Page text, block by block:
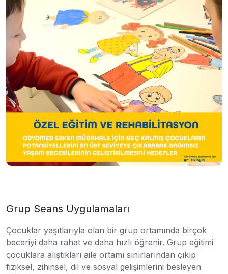
Grup Seans Uygulamaları
Çocuklar yaşıtlarıyla olan bir grup ortamında birçok
beceriyi daha rahat ve daha hızlı öğrenir. Grup eğitimi
çocuklara alıştıkları aile ortamı sınırlarından çıkıp
fiziksel, zihinsel, dil ve sosyal gelişimlerini besleyen